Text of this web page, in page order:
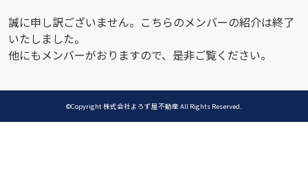
誠に申し訳ございません。こちらのメンバーの紹介は終了
いたしました。
他にもメンバーがおりますので、是非ご覧ください。
©Copyright 株式会社よろず屋不動産 All Rights Reserved.